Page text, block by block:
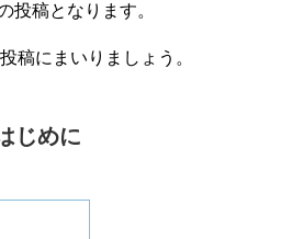
投稿となります。
稿にまいりましょう。
じめに